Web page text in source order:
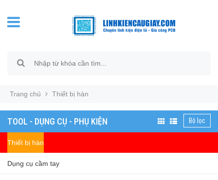
Trang chủ Thiết bị hàn
TOOL - DỤNG CỤ - PHỤ KIỆN Bộ lọc
Thiết bị hàn
Dụng cụ cầm tay